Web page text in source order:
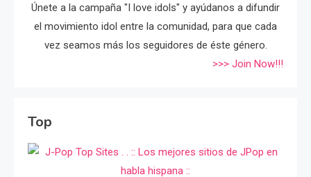
Únete a la campaña "I love idols" y ayúdanos a difundir
el movimiento idol entre la comunidad, para que cada
vez seamos más los seguidores de éste género.
>>> Join Now!!!
Top